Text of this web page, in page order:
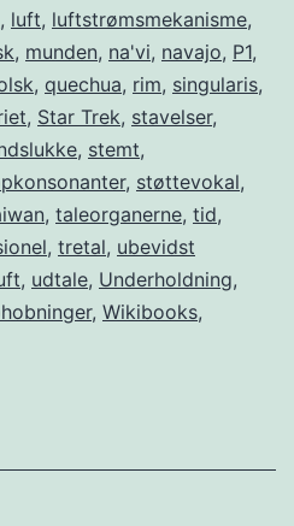
, luft, luftstrømsmekanisme,
, munden, na'vi, navajo, P1,
, quechua, rim, singularis,
, Star Trek, stavelser,
, stemt,
, støttevokal,
, taleorganerne, tid,
, tretal, ubevidst
, udtale, Underholdning,
, Wikibooks,